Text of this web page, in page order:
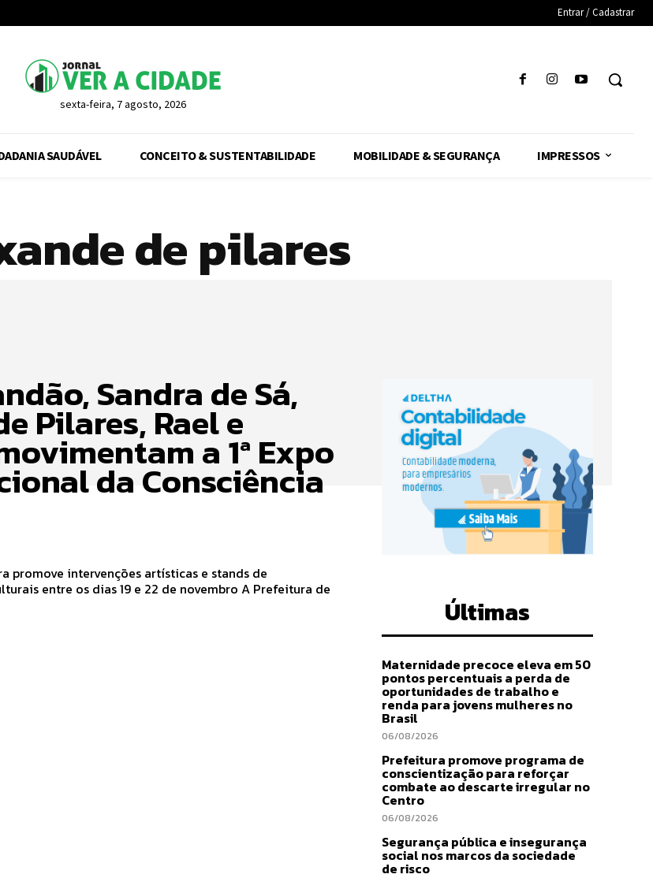
Entrar / Cadastrar
sexta-feira, 7 agosto, 2026
SAUDÁVEL CONCEITO & SUSTENTABILIDADE MOBILIDADE & SEGURANÇA IMPRESSOS
de pilares
Sandra de Sá,
Pilares, Rael e
a 1ª Expo
da Consciência
promove intervenções artísticas e stands de
entre os dias 19 e 22 de novembro A Prefeitura de
Últimas
Maternidade precoce eleva em 50
pontos percentuais a perda de
oportunidades de trabalho e
renda para jovens mulheres no
Brasil
06/08/2026
Prefeitura promove programa de
conscientização para reforçar
combate ao descarte irregular no
Centro
06/08/2026
Segurança pública e insegurança
social nos marcos da sociedade
de risco